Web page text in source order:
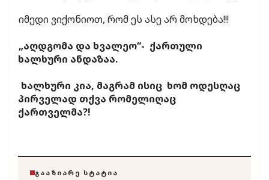
იმედი ვიქონიოთ, რომ ეს ასე არ მოხდება!!!
„აღდგომა და ხვალეო“- ქართული
ხალხური ანდაზაა.
ხალხური კია, მაგრამ ისიც ხომ ოდესღაც
პირველად თქვა რომელიღაც
ქართველმა?!
ᲒᲐᲐᲖᲘᲐᲠᲔ ᲡᲢᲐᲢᲘᲐ